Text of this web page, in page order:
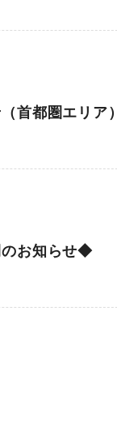
首都圏エリア）
お知らせ◆